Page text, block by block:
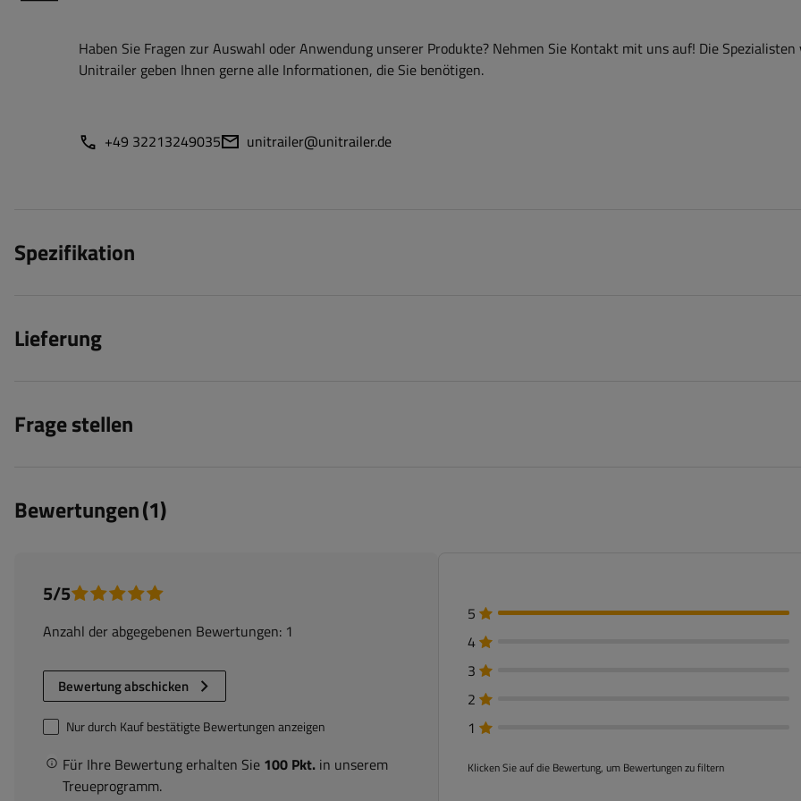
Haben Sie Fragen zur Auswahl oder Anwendung unserer Produkte? Nehmen Sie Kontakt mit uns auf! Die Spezialisten
Unitrailer geben Ihnen gerne alle Informationen, die Sie benötigen.
+49 32213249035 unitrailer@unitrailer.de
Spezifikation
Lieferung
Frage stellen
Bewertungen(1)
5/5
Anzahl der abgegebenen Bewertungen: 1
Bewertung abschicken
Für Ihre Bewertung erhalten Sie 100 Pkt. in unserem
Treueprogramm.
Nur durch Kauf bestätigte Bewertungen anzeigen
5
4
3
2
1
Klicken Sie auf die Bewertung, um Bewertungen zu filtern